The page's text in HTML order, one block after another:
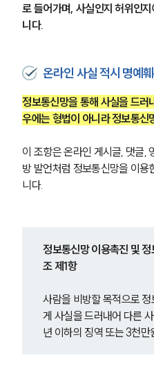
로 들어가며, 사실인지 허위인
니다.
온라인 사실 적시 명예
정보통신망을 통해 사실을 드러
우에는 형법이 아니라 정보통신
이 조항은 온라인 게시글, 댓글,
방 발언처럼 정보통신망을 이용
니다.
정보통신망 이용촉진 및
조 제1항
사람을 비방할 목적으로
게 사실을 드러내어 다른
년 이하의 징역 또는 3천만